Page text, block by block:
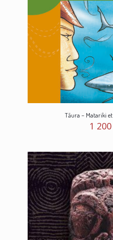
Tāura – Matariki et
1 200